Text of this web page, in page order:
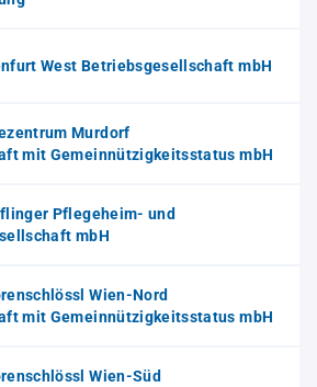
West Betriebsgesellschaft mbH
Murdorf
mit Gemeinnützigkeitsstatus mbH
Pflegeheim- und
mbH
Wien-Nord
mit Gemeinnützigkeitsstatus mbH
Wien-Süd